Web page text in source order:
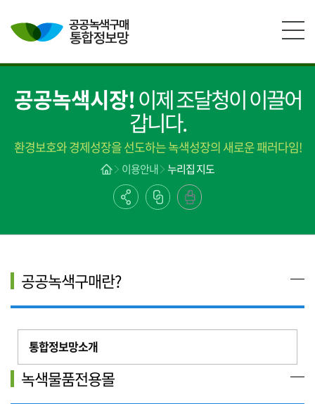
공공녹색시장!이제 조달청이 이끌어
갑니다.
환경보호와 경제성장을 선도하는 녹색성장의 새로운 패러다임!
이용안내 누리집 지도
공공녹색구매란?
통합정보망소개
녹색물품전용몰